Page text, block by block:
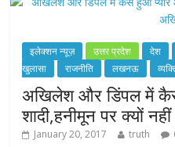
इलेक्शन न्यूज़ उत्तर प्रदेश देश
खुलासा
राजनीति लखनऊ
अखिलेश और डिंपल में
शादी,हनीमून पर क्यों
January 20, 2017 truth